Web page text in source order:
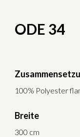
ODE 34
100% Polyester
Breite
300 cm